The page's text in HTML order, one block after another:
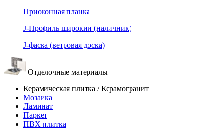
Приоконная планка
J-Профиль широкий (наличник)
J-фаска (ветровая доска)
Отделочные материалы
Керамическая плитка / Керамогранит
Мозаика
Ламинат
Паркет
ПВХ плитка